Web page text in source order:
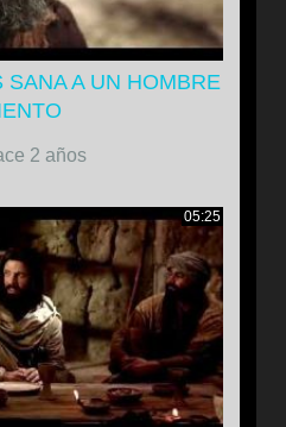
SANA A UN HOMBRE
2 años
05:25